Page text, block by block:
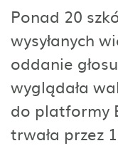
Ponad 20
wysyłanych
oddanie
wyglądała
do platformy
trwała przez